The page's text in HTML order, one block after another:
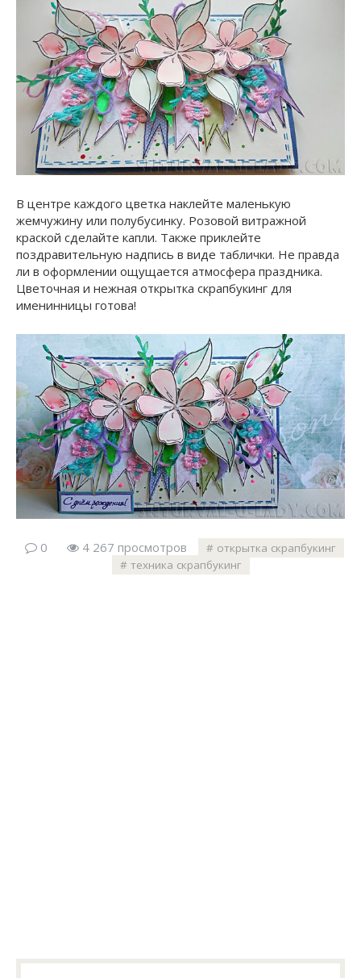
В центре каждого цветка наклейте маленькую
жемчужину или полубусинку. Розовой витражной
краской сделайте капли. Также приклейте
поздравительную надпись в виде таблички. Не правда
ли в оформлении ощущается атмосфера праздника.
Цветочная и нежная открытка скрапбукинг для
именинницы готова!
0 4 267 просмотров
открытка скрапбукинг
техника скрапбукинг